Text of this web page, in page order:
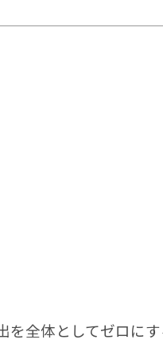
を全体としてゼロにす